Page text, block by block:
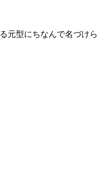
元型にちなんで名づけら